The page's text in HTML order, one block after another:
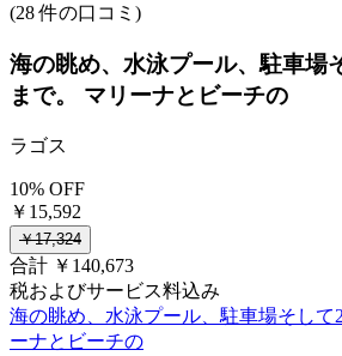
(28 件の口コミ)
海の眺め、水泳プール、駐車場
まで。 マリーナとビーチの
ラゴス
10% OFF
￥15,592
￥17,324
合計 ￥140,673
税およびサービス料込み
海の眺め、水泳プール、駐車場そして
ーナとビーチの